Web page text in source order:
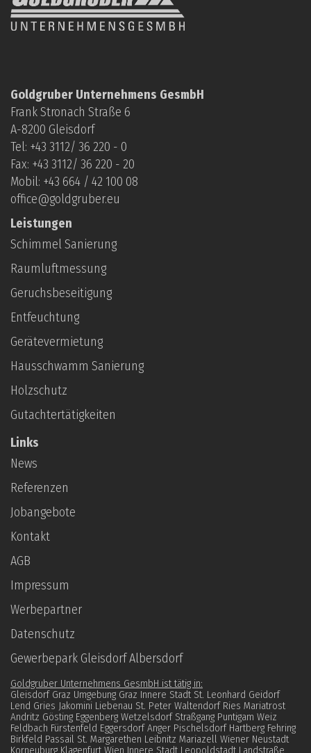
Goldgruber Unternehmens GesmbH
Frank Stronach Straße 6
A-8200 Gleisdorf
Tel: +43 3112/ 36 220 - 0
Fax: +43 3112/ 36 220 - 20
Mobil: +43 664 / 42 100 08
office@goldgruber.eu
Leistungen
Schimmel Sanierung
Raumluftmessung
Geruchsbeseitigung
Entfeuchtung
Gerätevermietung
Hausschwamm Sanierung
Holzschutz
Gutachtertätigkeiten
Links
News
Referenzen
Jobangebote
Kontakt
AGB
Impressum
Werbepartner
Datenschutz­
Gewerbepark Gleisdorf Albersdorf
Goldgruber Unternehmens GesmbH ist tätig in:
Gleisdorf Graz Umgebung Graz Innere Stadt St. Leonhard Geidorf
Lend Gries Jakomini Liebenau St. Peter Waltendorf Ries Mariatrost
Andritz Gösting Eggenberg Wetzelsdorf Straßgang Puntigam Weiz
Feldbach Fürstenfeld Eggersdorf Anger Pischelsdorf Hartberg Fehring
Birkfeld Passail St. Margarethen Leibnitz Mariazell Wiener Neustadt
Korneuburg Klagenfurt Wien Innere Stadt Leopoldstadt Landstraße